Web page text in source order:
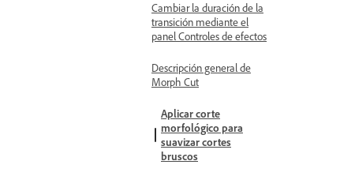
Cambiar la duración de la
transición mediante el
panel Controles de efectos
Descripción general de
Morph Cut
Aplicar corte
morfológico para
suavizar cortes
bruscos